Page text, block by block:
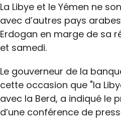
La Libye et le Yémen ne
avec d’autres pays
Erdogan en marge de sa
et samedi.
Le gouverneur de la
cette occasion que "la
avec la Berd, a indiqué le
d’une conférence de